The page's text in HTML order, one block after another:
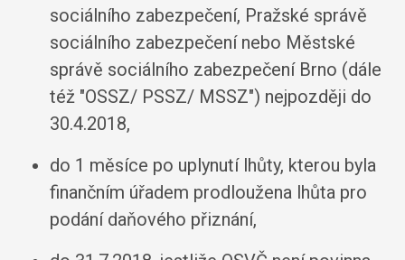
sociálního zabezpečení, Pražské správě
sociálního zabezpečení nebo Městské
správě sociálního zabezpečení Brno (dále
též "OSSZ/ PSSZ/ MSSZ") nejpozději do
30.4.2018,
do 1 měsíce po uplynutí lhůty, kterou byla
finančním úřadem prodloužena lhůta pro
podání daňového přiznání,